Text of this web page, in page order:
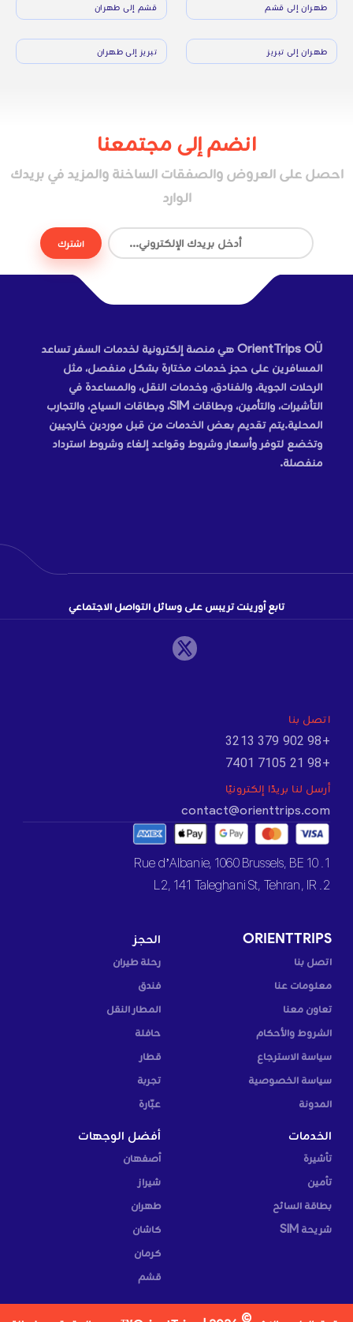
طهران إلى قشم قشم إلى طهران
طهران إلى تبريز تبريز إلى طهران
انضم إلى مجتمعنا
احصل على العروض والصفقات الساخنة والمزيد في بريدك
الوارد
اشترك
OrientTrips OÜ هي منصة إلكترونية لخدمات السفر تساعد
المسافرين على حجز خدمات مختارة بشكل منفصل، مثل
الرحلات الجوية، والفنادق، وخدمات النقل، والمساعدة في
التأشيرات، والتأمين، وبطاقات SIM، وبطاقات السياح، والتجارب
المحلية.يتم تقديم بعض الخدمات من قبل موردين خارجيين
وتخضع لتوفر وأسعار وشروط وقواعد إلغاء وشروط استرداد
منفصلة.
تابع أورينت تريبس على وسائل التواصل الاجتماعي
اتصل بنا
+98 902 379 3213
+98 21 7105 7401
أرسل لنا بريدًا إلكترونيًا
contact@orienttrips.com
1. 10 Rue d’Albanie, 1060 Brussels, BE
2. L2, 141 Taleghani St, Tehran, IR
ORIENTTRIPS
اتصل بنا
معلومات عنا
تعاون معنا
الشروط والأحكام
سياسة الاسترجاع
سياسة الخصوصية
المدونة
الحجز
رحلة طيران
فندق
المطار النقل
حافلة
قطار
تجربة
عبّارة
الخدمات
تأشيرة
تأمين
بطاقة السائح
شريحة SIM
أفضل الوجهات
أصفهان
شيراز
طهران
كاشان
كرمان
قشم